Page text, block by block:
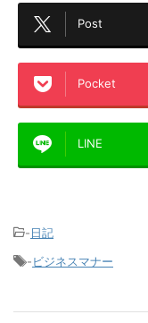
Post
Pocket
LINE
-日記
-ビジネスマナー